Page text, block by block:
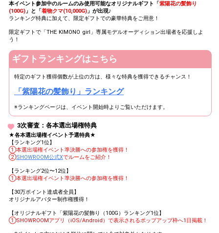
本イベント参加中のルームのみ使用可能なオリジナルギフト「 紫陽花の髪飾り
(100G) 」と「 着物クマ(10,000G) 」が出現♪
ランキング特典に加えて、限定ギフトでの豪華特典をご用意！
限定ギフトで「THE KIMONO girl」専属モデルオーディション出場者を応援しよ
う！
ギフトランキングはこちら
特定のギフト獲得個数が上位の方は、様々な特典を獲得できるチャンス！
「紫陽花の髪飾り」ランキング
※ランキングページは、イベント開始時よりご覧いただけます。
3次審査：各本選出場権特典
★各本選出場権イベント予選特典★
【ランキング1位】
①本選出場権イベント準決勝への参加権を獲得！
②SHOWROOM公式Xでルームをご紹介！
【ランキング2位〜12位】
①本選出場権イベント準決勝への参加権を獲得！
【30万ポイント達成者全員】
オリジナルアバター制作権獲得！
【オリジナルギフト「紫陽花の髪飾り（100G）ランキング1位】
①SHOWROOMアプリ（iOS/Android）で表示されるポップアップ枠へ1日掲載！